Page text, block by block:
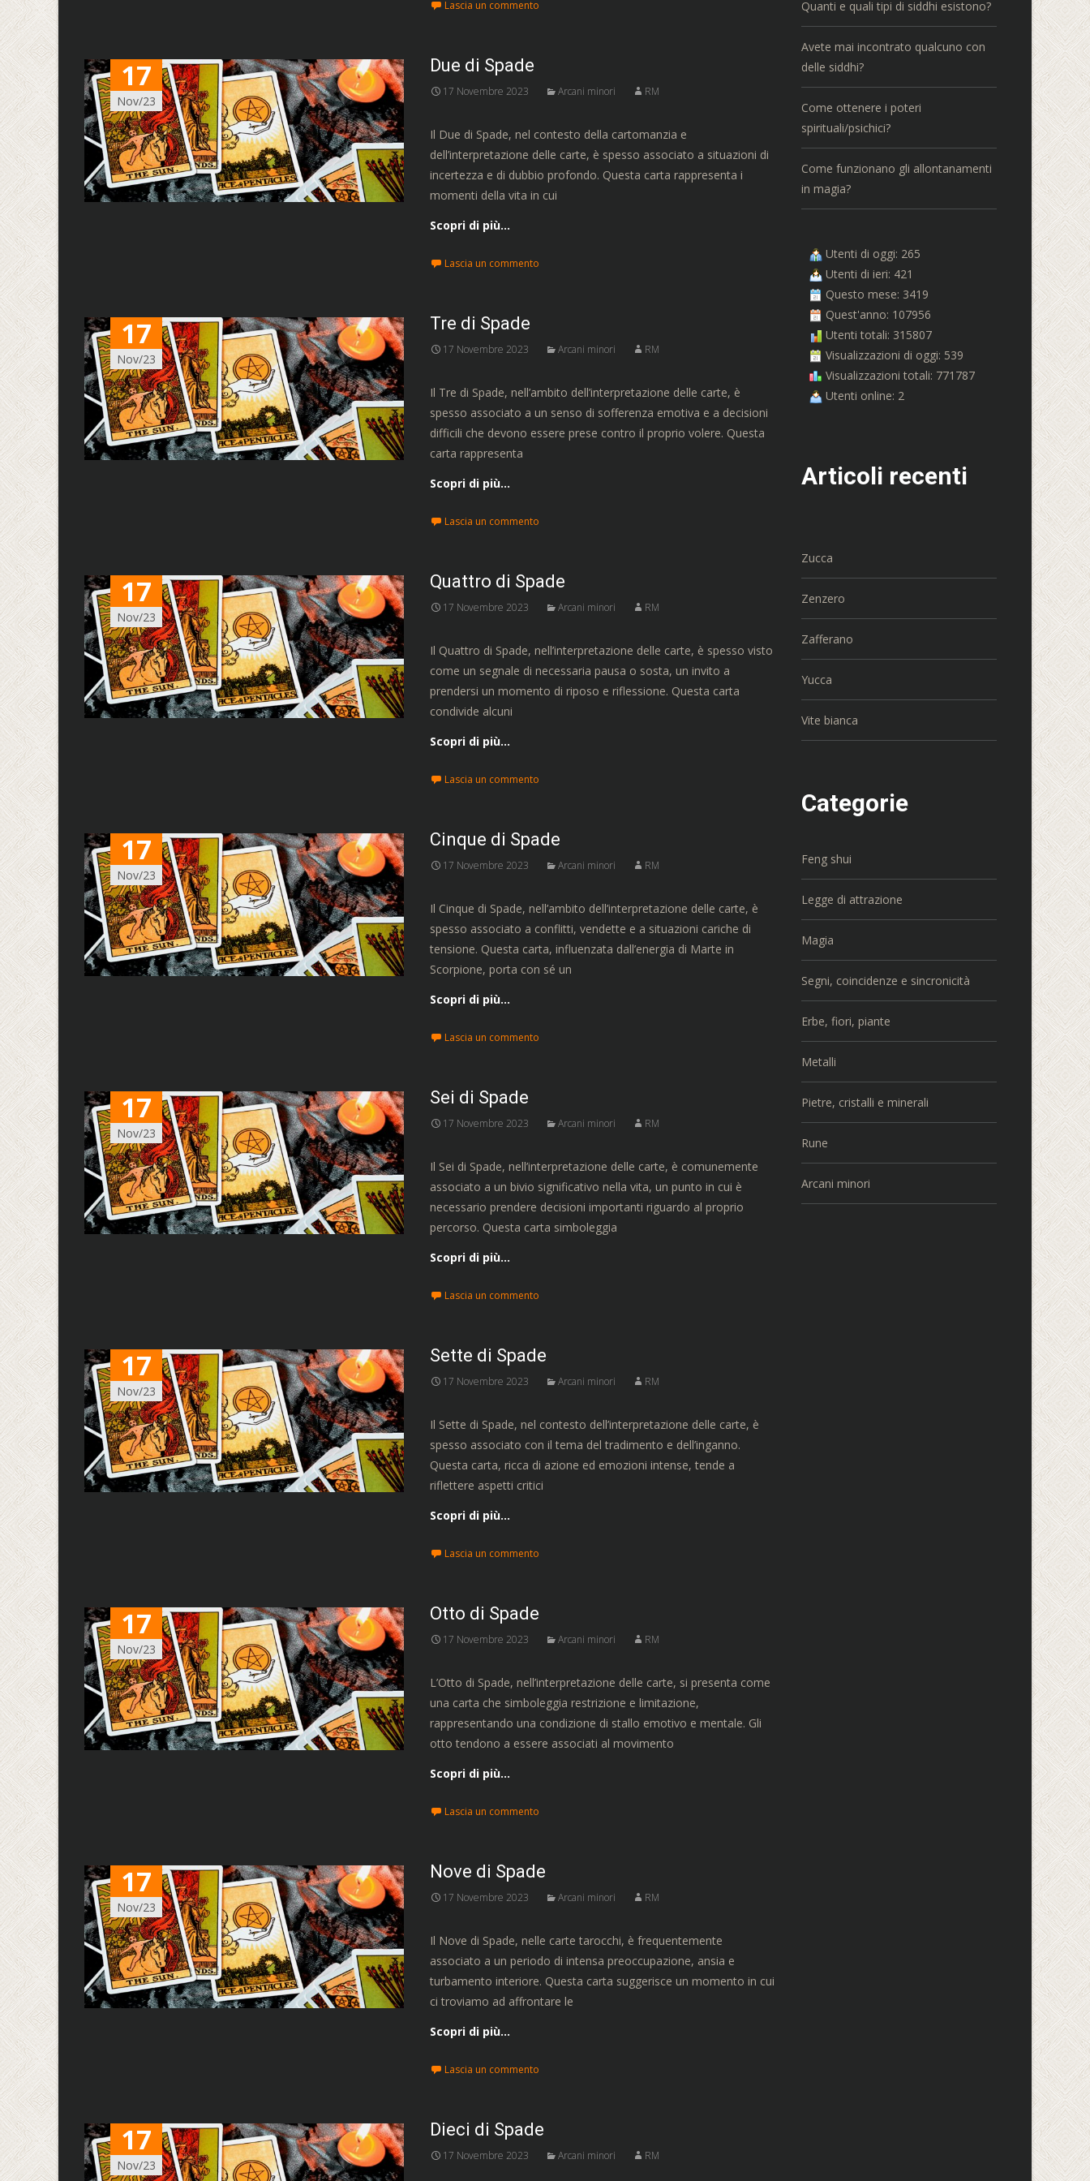
Lascia un commento
17
Nov/23
Due di Spade
17 Novembre 2023 Arcani minori RM
Il Due di Spade, nel contesto della cartomanzia e
dell’interpretazione delle carte, è spesso associato a situazioni di
incertezza e di dubbio profondo. Questa carta rappresenta i
momenti della vita in cui
Scopri di più…
Lascia un commento
17
Nov/23
Tre di Spade
17 Novembre 2023 Arcani minori RM
Il Tre di Spade, nell’ambito dell’interpretazione delle carte, è
spesso associato a un senso di sofferenza emotiva e a decisioni
difficili che devono essere prese contro il proprio volere. Questa
carta rappresenta
Scopri di più…
Lascia un commento
17
Nov/23
Quattro di Spade
17 Novembre 2023 Arcani minori RM
Il Quattro di Spade, nell’interpretazione delle carte, è spesso visto
come un segnale di necessaria pausa o sosta, un invito a
prendersi un momento di riposo e riflessione. Questa carta
condivide alcuni
Scopri di più…
Lascia un commento
17
Nov/23
Cinque di Spade
17 Novembre 2023 Arcani minori RM
Il Cinque di Spade, nell’ambito dell’interpretazione delle carte, è
spesso associato a conflitti, vendette e a situazioni cariche di
tensione. Questa carta, influenzata dall’energia di Marte in
Scorpione, porta con sé un
Scopri di più…
Lascia un commento
17
Nov/23
Sei di Spade
17 Novembre 2023 Arcani minori RM
Il Sei di Spade, nell’interpretazione delle carte, è comunemente
associato a un bivio significativo nella vita, un punto in cui è
necessario prendere decisioni importanti riguardo al proprio
percorso. Questa carta simboleggia
Scopri di più…
Lascia un commento
17
Nov/23
Sette di Spade
17 Novembre 2023 Arcani minori RM
Il Sette di Spade, nel contesto dell’interpretazione delle carte, è
spesso associato con il tema del tradimento e dell’inganno.
Questa carta, ricca di azione ed emozioni intense, tende a
riflettere aspetti critici
Scopri di più…
Lascia un commento
17
Nov/23
Otto di Spade
17 Novembre 2023 Arcani minori RM
L’Otto di Spade, nell’interpretazione delle carte, si presenta come
una carta che simboleggia restrizione e limitazione,
rappresentando una condizione di stallo emotivo e mentale. Gli
otto tendono a essere associati al movimento
Scopri di più…
Lascia un commento
17
Nov/23
Nove di Spade
17 Novembre 2023 Arcani minori RM
Il Nove di Spade, nelle carte tarocchi, è frequentemente
associato a un periodo di intensa preoccupazione, ansia e
turbamento interiore. Questa carta suggerisce un momento in cui
ci troviamo ad affrontare le
Scopri di più…
Lascia un commento
17
Nov/23
Dieci di Spade
17 Novembre 2023 Arcani minori RM
Quanti e quali tipi di siddhi esistono?
Avete mai incontrato qualcuno con
delle siddhi?
Come ottenere i poteri
spirituali/psichici?
Come funzionano gli allontanamenti
in magia?
Utenti di oggi: 265
Utenti di ieri: 421
Questo mese: 3419
Quest'anno: 107956
Utenti totali: 315807
Visualizzazioni di oggi: 539
Visualizzazioni totali: 771787
Utenti online: 2
Articoli recenti
Zucca
Zenzero
Zafferano
Yucca
Vite bianca
Categorie
Feng shui
Legge di attrazione
Magia
Segni, coincidenze e sincronicità
Erbe, fiori, piante
Metalli
Pietre, cristalli e minerali
Rune
Arcani minori